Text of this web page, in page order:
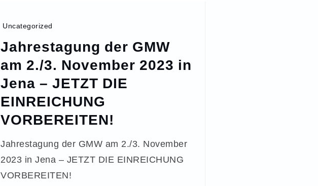
Uncategorized
Jahrestagung der GMW
am 2./3. November 2023 in
Jena – JETZT DIE
EINREICHUNG
VORBEREITEN!
Jahrestagung der GMW am 2./3. November
2023 in Jena – JETZT DIE EINREICHUNG
VORBEREITEN!